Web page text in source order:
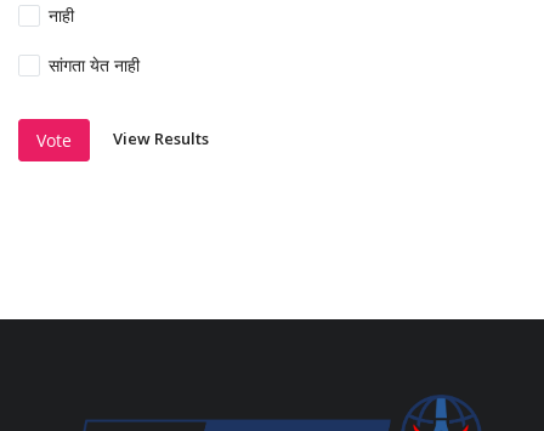
नाही
सांगता येत नाही
Vote View Results